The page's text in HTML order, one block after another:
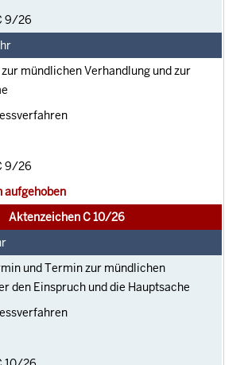
9/26
mündlichen Verhandlung und zur
9/26
aufgehoben
Aktenzeichen C 10/26
und Termin zur mündlichen
den Einspruch und die Hauptsache